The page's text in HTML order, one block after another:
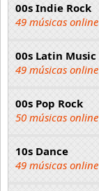
00s Indie Rock
49 músicas online
00s Latin Music
49 músicas online
00s Pop Rock
50 músicas online
10s Dance
49 músicas online